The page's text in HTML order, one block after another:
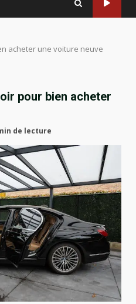
acheter une voiture neuve
pour bien acheter
de lecture